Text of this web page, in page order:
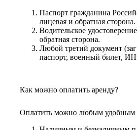
Паспорт гражданина
лицевая и обратная сторона.
Водительское
обратная сторона.
Любой третий документ
паспорт, военный билет,
Как можно оплатить аренду?
Оплатить можно любым удобным